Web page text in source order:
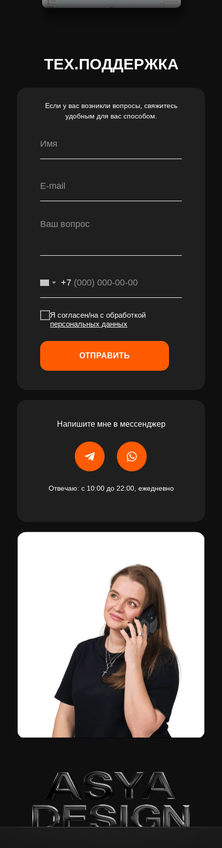
ТЕХ.ПОДДЕРЖКА
Если у вас возникли вопросы, свяжитесь
удобным для вас способом.
Отвечаю: с 10:00 до 22:00, ежедневно
+7
Я согласен/на с обработкой
персональных данных
ОТПРАВИТЬ
Напишите мне в мессенджер